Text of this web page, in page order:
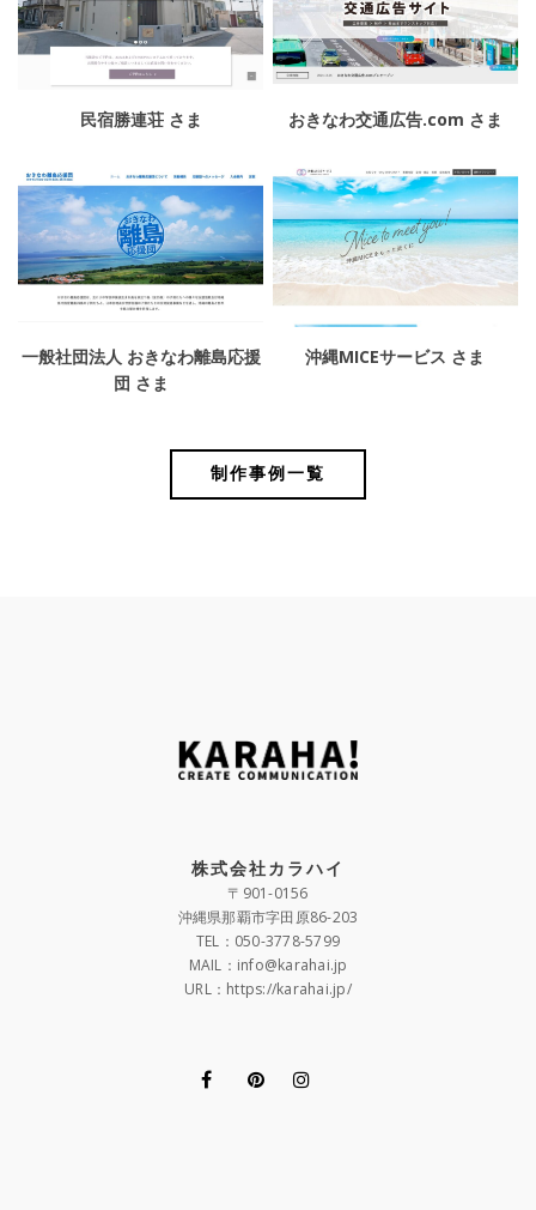
民宿勝連荘 さま おきなわ交通広告.com さま
一般社団法人 おきなわ離島応援
団 さま
沖縄MICEサービス さま
制作事例一覧
株式会社カラハイ
〒901-0156
沖縄県那覇市字田原86-203
TEL：050-3778-5799
MAIL：info@karahai.jp
URL：https://karahai.jp/